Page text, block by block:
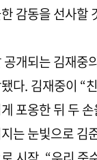
감동을 선사할
공개되는 김재중
다. 김재중이 “
포옹한 뒤 두
는 눈빛으로 김